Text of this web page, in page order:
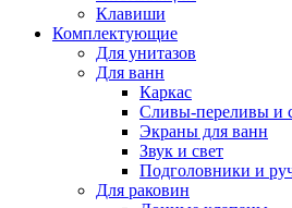
Клавиши
Комплектующие
Для унитазов
Для ванн
Каркас
Сливы-переливы и
Экраны для ванн
Звук и свет
Подголовники и
Для раковин